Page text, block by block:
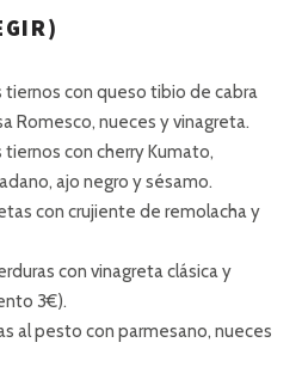
tiernos con queso tibio de cabra
Romesco, nueces y vinagreta.
con cherry Kumato,
ajo negro y sésamo.
con crujiente de remolacha y
con vinagreta clásica y
3€).
al pesto con parmesano, nueces